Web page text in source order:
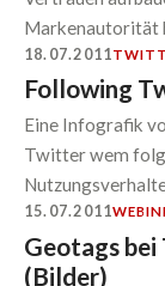
Markenautorität
18.07.2011
Following
Eine Infografik
Twitter wem
15.07.2011WEB
Geotags
(Bilder)